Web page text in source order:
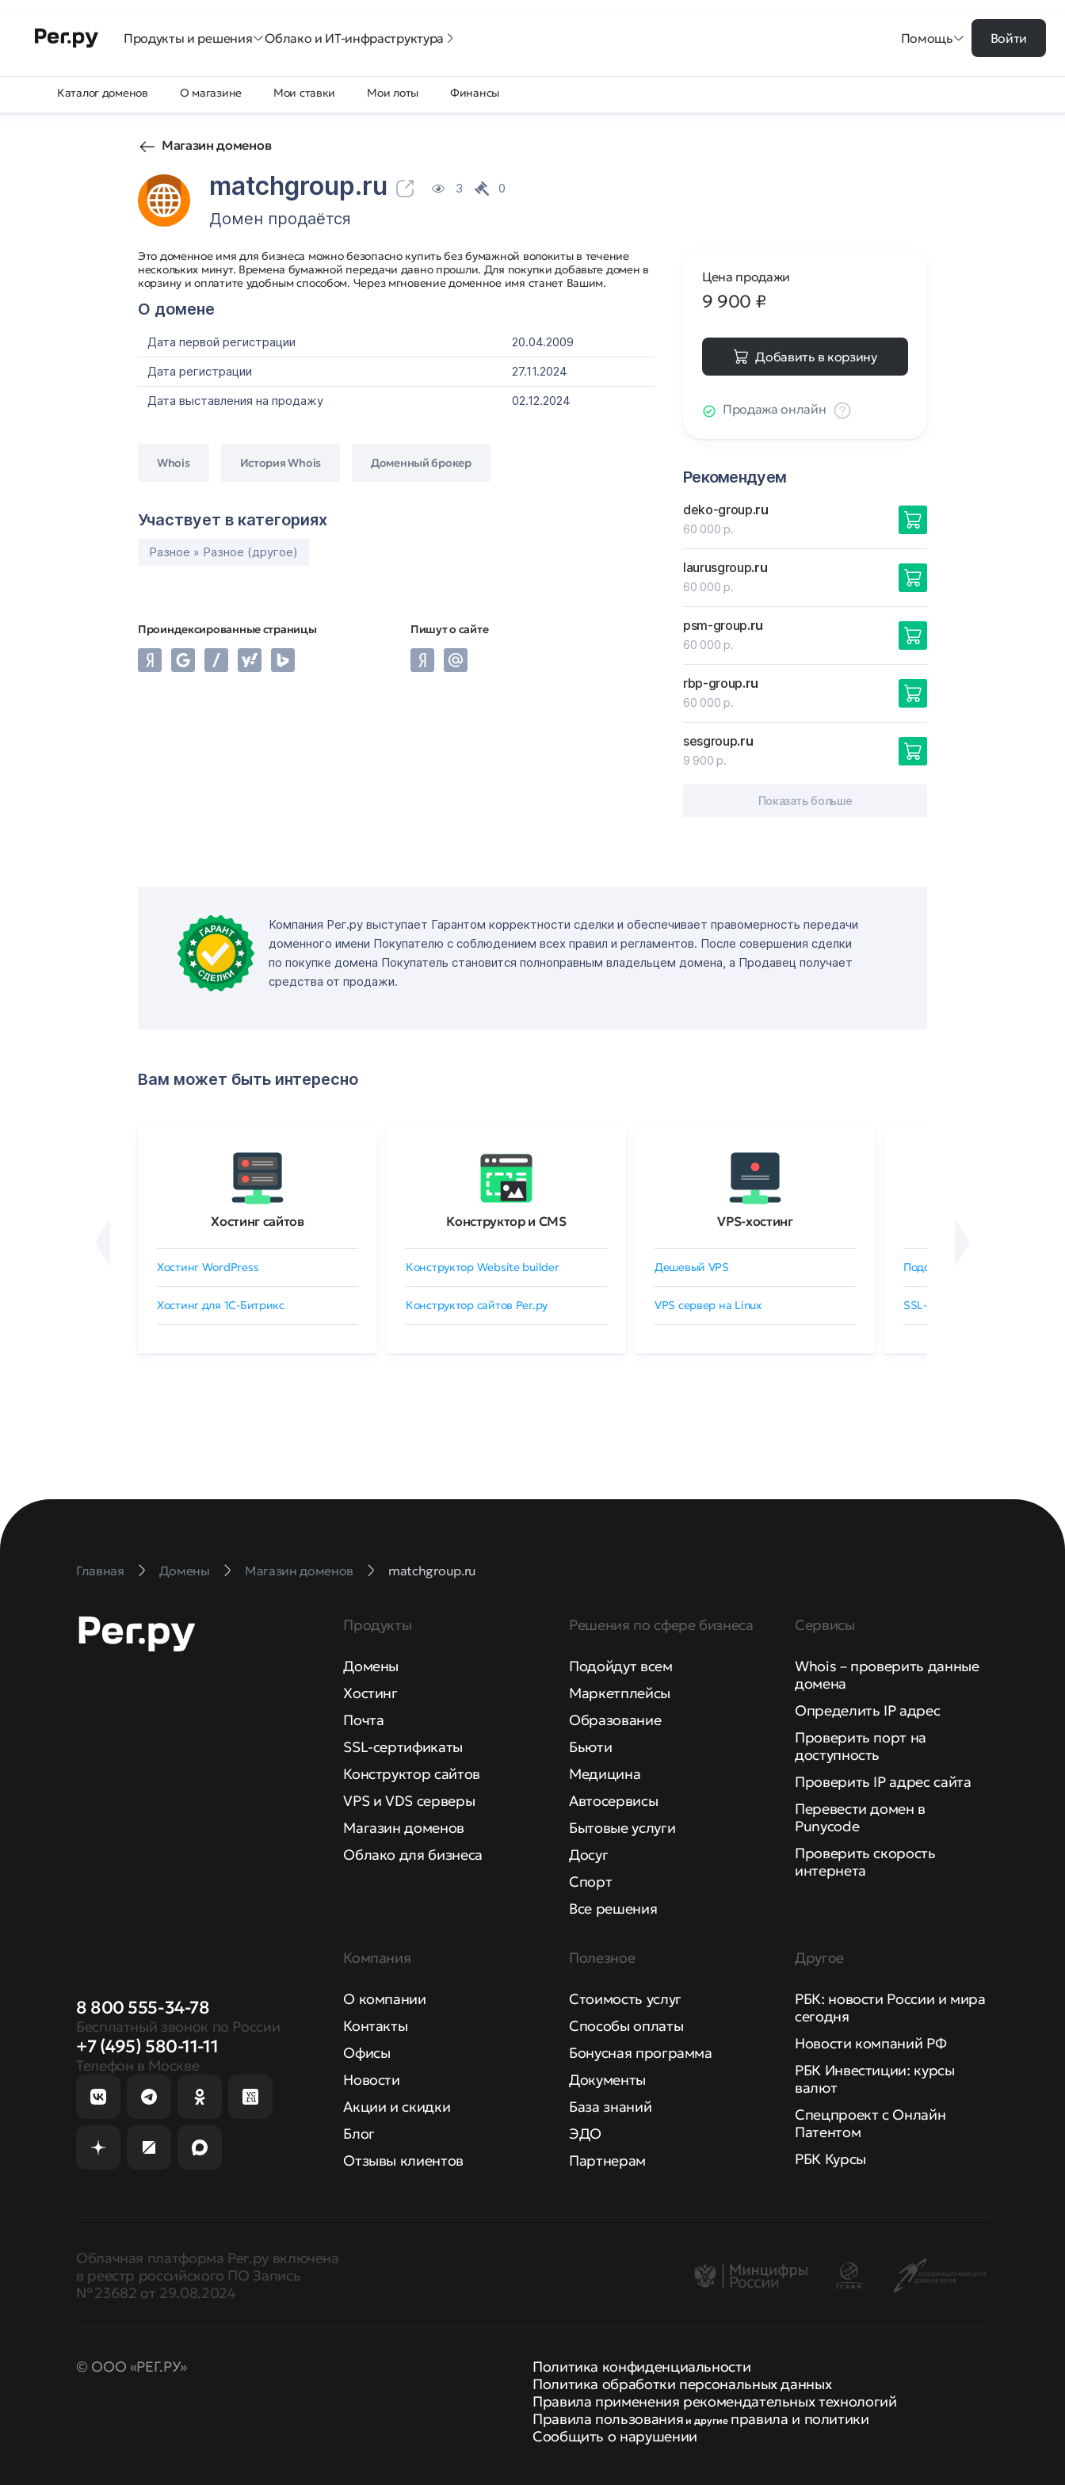
Продукты и решения Облако и ИТ-инфраструктура Помощь Войти
Каталог доменов О магазине Мои ставки Мои лоты Финансы
Магазин доменов
matchgroup.ru 3 0
Домен продаётся
Это доменное имя для бизнеса можно безопасно купить без бумажной волокиты в течение
нескольких минут. Времена бумажной передачи давно прошли. Для покупки добавьте домен в
корзину и оплатите удобным способом. Через мгновение доменное имя станет Вашим.
О домене
Дата первой регистрации
20.04.2009
Дата регистрации
27.11.2024
Дата выставления на продажу
02.12.2024
Whois История Whois Доменный брокер
Участвует в категориях
Разное » Разное (другое)
Проиндексированные страницы Пишут о сайте
Цена продажи
9 900 ₽
Добавить в корзину
Продажа онлайн
Рекомендуем
deko-group.ru
60 000 р.
laurusgroup.ru
60 000 р.
psm-group.ru
60 000 р.
rbp-group.ru
60 000 р.
sesgroup.ru
9 900 р.
Показать больше
Компания Рег.ру выступает Гарантом корректности сделки и обеспечивает правомерность передачи
доменного имени Покупателю с соблюдением всех правил и регламентов. После совершения сделки
по покупке домена Покупатель становится полноправным владельцем домена, а Продавец получает
средства от продажи.
Вам может быть интересно
Хостинг сайтов
Хостинг WordPress
Хостинг для 1C-Битрикс
Конструктор и CMS
Конструктор Website builder
Конструктор сайтов Рег.ру
VPS-хостинг
Дешевый VPS
VPS сервер на Linux
Подобрать SSL-сертификат
SSL-сертификаты GlobalSign
Главная Домены Магазин доменов matchgroup.ru
8 800 555-34-78
Бесплатный звонок по России
+7 (495) 580-11-11
Телефон в Москве
Продукты
Домены
Хостинг
Почта
SSL-сертификаты
Конструктор сайтов
VPS и VDS серверы
Магазин доменов
Облако для бизнеса
Решения по сфере бизнеса
Подойдут всем
Маркетплейсы
Образование
Бьюти
Медицина
Автосервисы
Бытовые услуги
Досуг
Спорт
Все решения
Сервисы
Whois – проверить данные
домена
Определить IP адрес
Проверить порт на
доступность
Проверить IP адрес сайта
Перевести домен в
Punycode
Проверить скорость
интернета
Компания
О компании
Контакты
Офисы
Новости
Акции и скидки
Блог
Отзывы клиентов
Полезное
Стоимость услуг
Способы оплаты
Бонусная программа
Документы
База знаний
ЭДО
Партнерам
Другое
РБК: новости России и мира
сегодня
Новости компаний РФ
РБК Инвестиции: курсы
валют
Спецпроект с Онлайн
Патентом
РБК Курсы
Облачная платформа Рег.ру включена
в реестр российского ПО Запись
№ 23682 от 29.08.2024
© ООО «РЕГ.РУ»
Политика конфиденциальности
Политика обработки персональных данных
Правила применения рекомендательных технологий
Правила пользования и другие правила и политики
Сообщить о нарушении